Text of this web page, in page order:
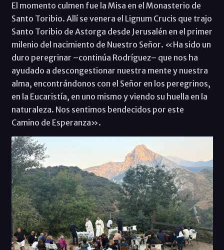
El momento culmen fue la Misa en el Monasterio de
Santo Toribio. Allí se venera el Lignum Crucis que trajo
Santo Toribio de Astorga desde Jerusalén en el primer
milenio del nacimiento de Nuestro Señor. «Ha sido un
duro peregrinar –continúa Rodríguez– que nos ha
ayudado a descongestionar nuestra mente y nuestra
alma, encontrándonos con el Señor en los peregrinos,
en la Eucaristía, en uno mismo y viendo su huella en la
naturaleza. Nos sentimos bendecidos por este
Camino de Esperanza».